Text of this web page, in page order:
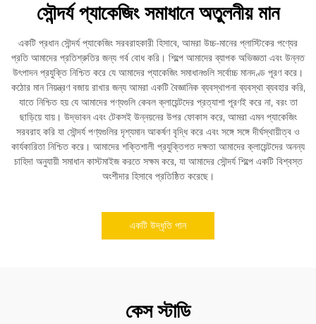
সৌন্দর্য প্যাকেজিং সমাধানে অতুলনীয় মান
একটি প্রধান সৌন্দর্য প্যাকেজিং সরবরাহকারী হিসাবে, আমরা উচ্চ-মানের প্লাস্টিকের পণ্যের
প্রতি আমাদের প্রতিশ্রুতির জন্য গর্ব বোধ করি। শিল্পে আমাদের ব্যাপক অভিজ্ঞতা এবং উন্নত
উৎপাদন প্রযুক্তি নিশ্চিত করে যে আমাদের প্যাকেজিং সমাধানগুলি সর্বোচ্চ মানদণ্ড পূরণ করে।
কঠোর মান নিয়ন্ত্রণ বজায় রাখার জন্য আমরা একটি বৈজ্ঞানিক ব্যবস্থাপনা ব্যবস্থা ব্যবহার করি,
যাতে নিশ্চিত হয় যে আমাদের পণ্যগুলি কেবল ক্লায়েন্টদের প্রত্যাশা পূরণই করে না, বরং তা
ছাড়িয়ে যায়। উদ্ভাবন এবং টেকসই উন্নয়নের উপর ফোকাস করে, আমরা এমন প্যাকেজিং
সরবরাহ করি যা সৌন্দর্য পণ্যগুলির দৃশ্যমান আকর্ষণ বৃদ্ধি করে এবং সঙ্গে সঙ্গে দীর্ঘস্থায়ীত্ব ও
কার্যকারিতা নিশ্চিত করে। আমাদের শক্তিশালী প্রযুক্তিগত দক্ষতা আমাদের ক্লায়েন্টদের অনন্য
চাহিদা অনুযায়ী সমাধান কাস্টমাইজ করতে সক্ষম করে, যা আমাদের সৌন্দর্য শিল্পে একটি বিশ্বস্ত
অংশীদার হিসাবে প্রতিষ্ঠিত করেছে।
একটি উদ্ধৃতি পান
কেস স্টাডি